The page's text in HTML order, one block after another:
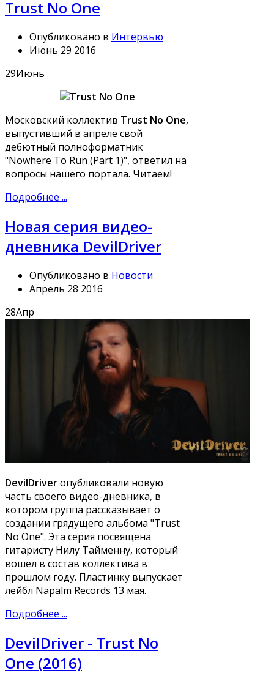
Trust No One
Опубликовано в Интервью
Июнь 29 2016
29Июнь
Московский коллектив Trust No One,
выпустивший в апреле свой
дебютный полноформатник
"Nowhere To Run (Part 1)", ответил на
вопросы нашего портала. Читаем!
Подробнее ...
Новая серия видео-
дневника DevilDriver
Опубликовано в Новости
Апрель 28 2016
28Апр
DevilDriverопубликовали новую
часть своего видео-дневника, в
котором группа рассказывает о
создании грядущего альбома "Trust
No One". Эта серия посвящена
гитаристу Нилу Тайменну, который
вошел в состав коллектива в
прошлом году. Пластинку выпускает
лейбл Napalm Records 13 мая.
Подробнее ...
DevilDriver - Trust No
One (2016)